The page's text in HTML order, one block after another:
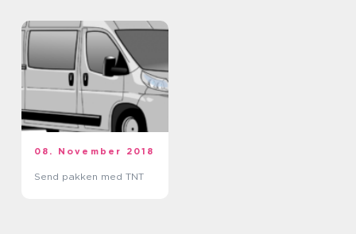
08. November 2018
Send pakken med TNT